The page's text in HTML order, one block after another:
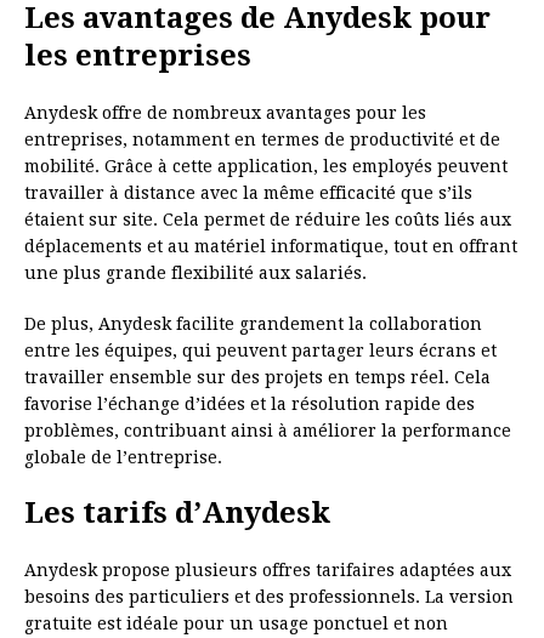
Les avantages de Anydesk pour
les entreprises
Anydesk offre de nombreux avantages pour les
entreprises, notamment en termes de productivité et de
mobilité. Grâce à cette application, les employés peuvent
travailler à distance avec la même efficacité que s’ils
étaient sur site. Cela permet de réduire les coûts liés aux
déplacements et au matériel informatique, tout en offrant
une plus grande flexibilité aux salariés.
De plus, Anydesk facilite grandement la collaboration
entre les équipes, qui peuvent partager leurs écrans et
travailler ensemble sur des projets en temps réel. Cela
favorise l’échange d’idées et la résolution rapide des
problèmes, contribuant ainsi à améliorer la performance
globale de l’entreprise.
Les tarifs d’Anydesk
Anydesk propose plusieurs offres tarifaires adaptées aux
besoins des particuliers et des professionnels. La version
gratuite est idéale pour un usage ponctuel et non